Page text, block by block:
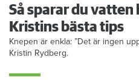
Så sparar du vatten
Kristins bästa tips
Knepen är enkla: ”Det är ingen
Kristin Rydberg.